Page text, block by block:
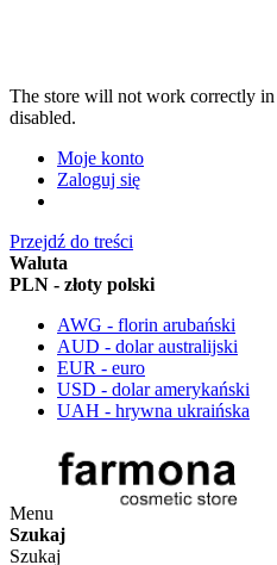
The store will not work correctly in
disabled.
Moje konto
Zaloguj się
Przejdź do treści
Waluta
PLN - złoty polski
AWG - florin arubański
AUD - dolar australijski
EUR - euro
USD - dolar amerykański
UAH - hrywna ukraińska
Menu
Szukaj
Szukaj